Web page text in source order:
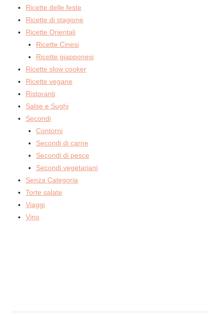
Ricette delle feste
Ricette di stagione
Ricette Orientali
Ricette Cinesi
Ricette giapponesi
Ricette slow cooker
Ricette vegane
Ristoranti
Salse e Sughi
Secondi
Contorni
Secondi di carne
Secondi di pesce
Secondi vegetariani
Senza Categoria
Torte salate
Viaggi
Vino